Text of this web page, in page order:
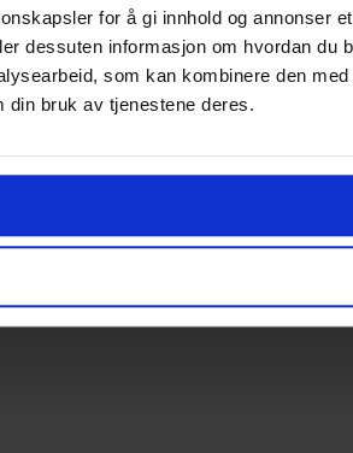
for å gi innhold og annonser
dessuten informasjon om hvordan du
som kan kombinere den
din bruk av tjenestene deres.